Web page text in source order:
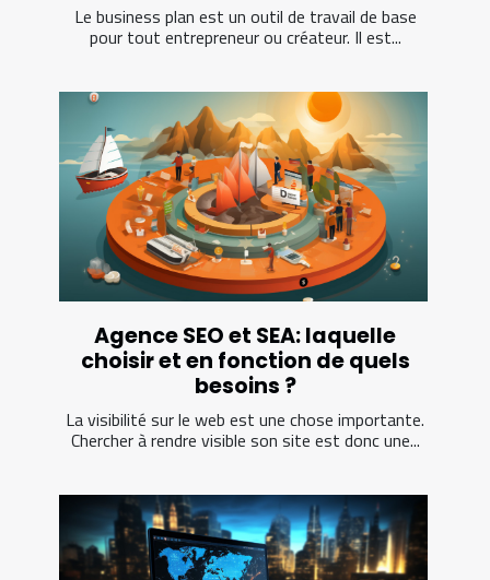
Le business plan est un outil de travail de base
pour tout entrepreneur ou créateur. Il est...
Agence SEO et SEA: laquelle
choisir et en fonction de quels
besoins ?
La visibilité sur le web est une chose importante.
Chercher à rendre visible son site est donc une...